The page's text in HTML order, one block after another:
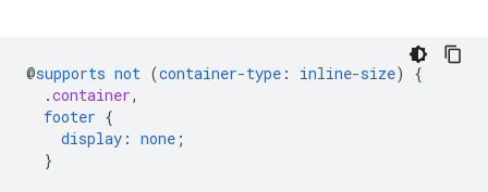
@supports not (container-type : inline-size)
{
.container,
footer {
display : none ;
}